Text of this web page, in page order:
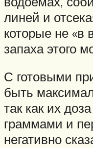
линей и
которые не «в
запаха этого
С готовыми
быть
так как их
граммами и
негативно